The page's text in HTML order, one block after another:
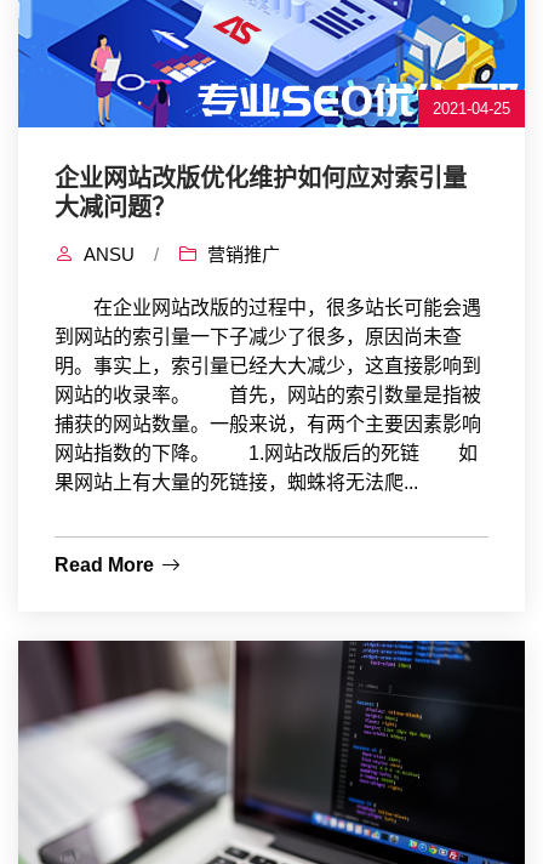
2021-04-25
企业网站改版优化维护如何应对索引量
大减问题？
ANSU / 营销推广
在企业网站改版的过程中，很多站长可能会遇
到网站的索引量一下子减少了很多，原因尚未查
明。事实上，索引量已经大大减少，这直接影响到
网站的收录率。 首先，网站的索引数量是指被
捕获的网站数量。一般来说，有两个主要因素影响
网站指数的下降。 1.网站改版后的死链 如
果网站上有大量的死链接，蜘蛛将无法爬...
Read More